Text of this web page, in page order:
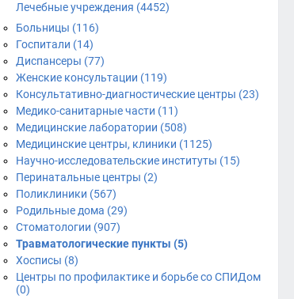
Лечебные учреждения (4452)
Больницы (116)
Госпитали (14)
Диспансеры (77)
Женские консультации (119)
Консультативно-диагностические центры (23)
Медико-санитарные части (11)
Медицинские лаборатории (508)
Медицинские центры, клиники (1125)
Научно-исследовательские институты (15)
Перинатальные центры (2)
Поликлиники (567)
Родильные дома (29)
Стоматологии (907)
Травматологические пункты (5)
Хосписы (8)
Центры по профилактике и борьбе со СПИДом
(0)